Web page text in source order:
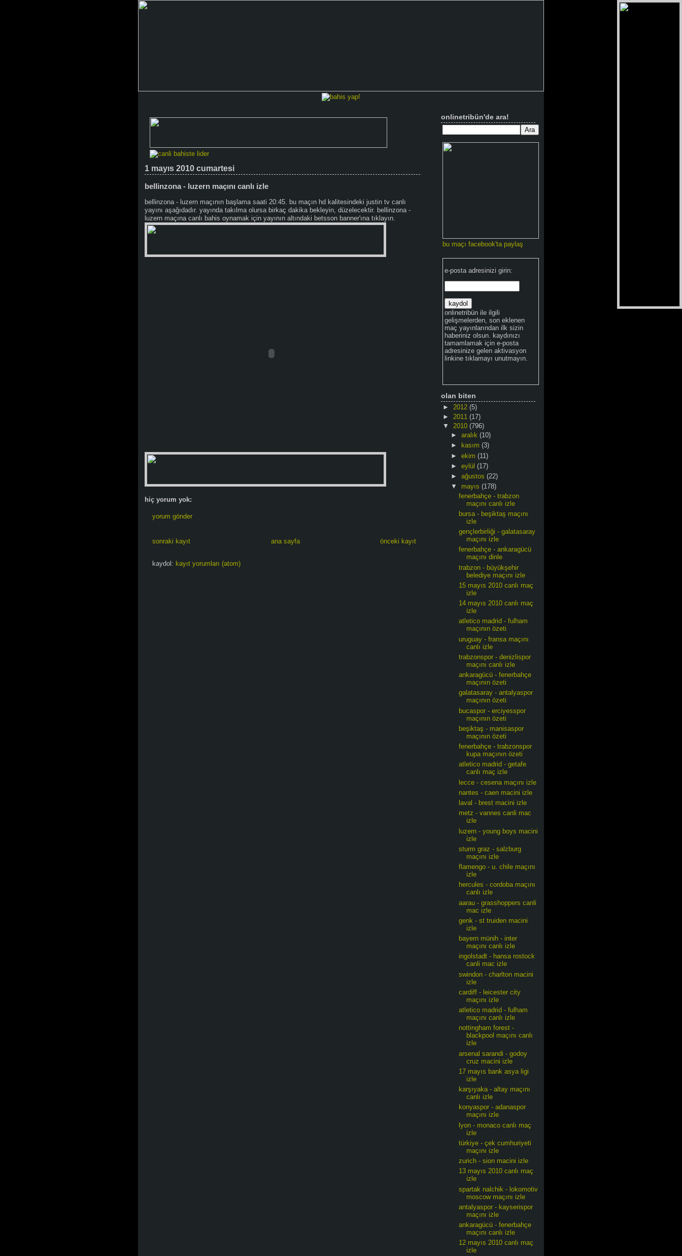
1 mayıs 2010 cumartesi
bellinzona - luzern maçını canlı izle
bellinzona - luzern maçının başlama saati 20:45. bu maçın hd kalitesindeki justin tv canlı
yayını aşağıdadır. yayında takılma olursa birkaç dakika bekleyin, düzelecektir. bellinzona -
luzern maçına canlı bahis oynamak için yayının altındaki betsson banner'ına tıklayın.
hiç yorum yok:
yorum gönder
sonraki kayıt önceki kayıt
ana sayfa
kaydol: kayıt yorumları (atom)
onlinetribün'de ara!
bu maçı facebook'ta paylaş
e-posta adresinizi girin:
onlinetribün ile ilgili
gelişmelerden, son eklenen
maç yayınlarından ilk sizin
haberiniz olsun. kaydınızı
tamamlamak için e-posta
adresinize gelen aktivasyon
linkine tıklamayı unutmayın.
olan biten
► 2012 (5)
► 2011 (17)
▼ 2010 (796)
► aralık (10)
►
kasım (3)
► ekim (11)
► eylül (17)
► ağustos (22)
▼ mayıs (178)
fenerbahçe - trabzon
maçını canlı izle
bursa - beşiktaş maçını
izle
gençlerbirliği - galatasaray
maçını izle
fenerbahçe - ankaragücü
maçını dinle
trabzon - büyükşehir
belediye maçını izle
15 mayıs 2010 canlı maç
izle
14 mayıs 2010 canlı maç
izle
atletico madrid - fulham
maçının özeti
uruguay - fransa maçını
canlı izle
trabzonspor - denizlispor
maçını canlı izle
ankaragücü - fenerbahçe
maçının özeti
galatasaray - antalyaspor
maçının özeti
bucaspor - erciyesspor
maçının özeti
beşiktaş - manisaspor
maçının özeti
fenerbahçe - trabzonspor
kupa maçının özeti
atletico madrid - getafe
canlı maç izle
lecce - cesena maçını izle
nantes - caen macini izle
laval - brest macini izle
metz - vannes canli mac
izle
luzern - young boys macini
izle
sturm graz - salzburg
maçını izle
flamengo - u. chile maçını
izle
hercules - cordoba maçını
canlı izle
aarau - grasshoppers canli
mac izle
genk - st truiden macini
izle
bayern münih - inter
maçını canlı izle
ingolstadt - hansa rostock
canli mac izle
swindon - charlton macini
izle
cardiff - leicester city
maçını izle
atletico madrid - fulham
maçını canlı izle
nottingham forest -
blackpool maçını canlı
izle
arsenal sarandi - godoy
cruz macini izle
17 mayıs bank asya ligi
izle
karşıyaka - altay maçını
canlı izle
konyaspor - adanaspor
maçını izle
lyon - monaco canlı maç
izle
türkiye - çek cumhuriyeti
maçını izle
zurich - sion macini izle
13 mayıs 2010 canlı maç
izle
spartak nalchik - lokomotiv
moscow maçını izle
antalyaspor - kayserispor
maçını izle
ankaragücü - fenerbahçe
maçını canlı izle
12 mayıs 2010 canlı maç
izle